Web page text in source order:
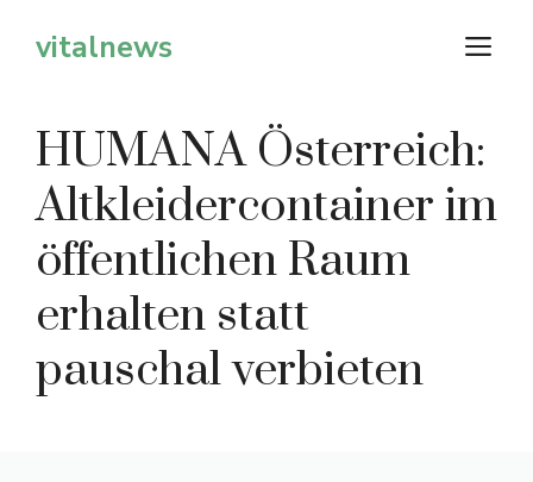
Inhaltvitalnews
HUMANA Österreich:
Altkleidercontainer im
öffentlichen Raum
erhalten statt
pauschal verbieten